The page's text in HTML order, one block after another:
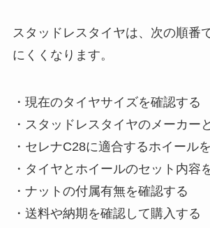
スタッドレスタイヤは、次の順番
にくくなります。
・現在のタイヤサイズを確認する
・スタッドレスタイヤのメーカー
・セレナC28に適合するホイール
・タイヤとホイールのセット内容
・ナットの付属有無を確認する
・送料や納期を確認して購入する